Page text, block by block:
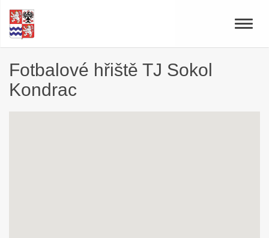
Toggle
Fotbalové hřiště TJ Sokol
Kondrac